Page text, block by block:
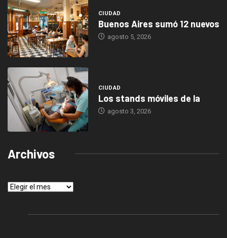
CIUDAD
Buenos Aires sumó 12 nuevos
agosto 5, 2026
CIUDAD
Los stands móviles de la
agosto 3, 2026
Archivos
Archivos